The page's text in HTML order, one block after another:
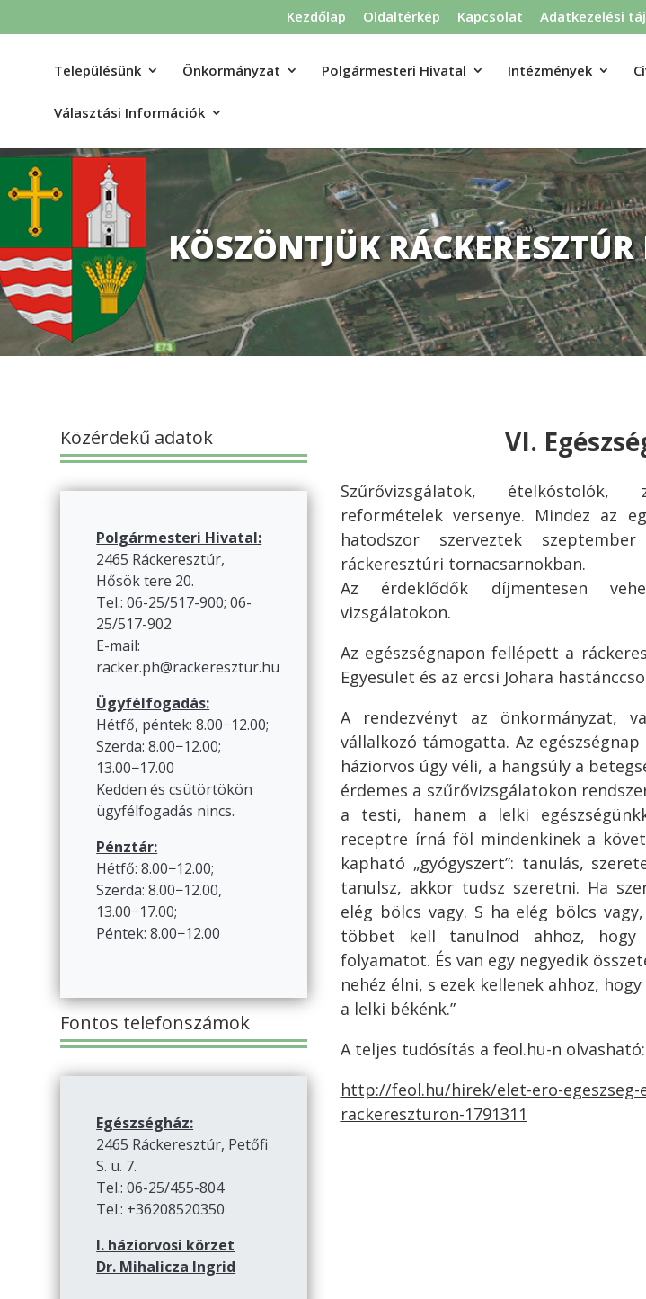
Kezdőlap Oldaltérkép Kapcsolat Adatkezelési
Településünk Önkormányzat Polgármesteri Hivatal Intézmények
Választási Információk
KÖSZÖNTJÜK
Közérdekű adatok
Polgármesteri Hivatal:
2465 Ráckeresztúr,
Hősök tere 20.
Tel.: 06-25/517-900; 06-
25/517-902
E-mail:
racker.ph@rackeresztur.hu
Ügyfélfogadás:
Hétfő, péntek: 8.00−12.00;
Szerda: 8.00−12.00;
13.00−17.00
Kedden és csütörtökön
ügyfélfogadás nincs.
Pénztár:
Hétfő: 8.00−12.00;
Szerda: 8.00−12.00,
13.00−17.00;
Péntek: 8.00−12.00
Fontos telefonszámok
Egészségház:
2465 Ráckeresztúr, Petőfi
S. u. 7.
Tel.: 06-25/455-804
Tel.: +36208520350
I. háziorvosi körzet
Dr. Mihalicza Ingrid
VI.
Szűrővizsgálatok, ételkóstolók,
reformételek versenye. Mindez az
hatodszor szerveztek
ráckeresztúri tornacsarnokban.
Az érdeklődők díjmentesen
vizsgálatokon.
Az egészségnapon fellépett a
Egyesület és az ercsi Johara
A rendezvényt az önkormányzat,
vállalkozó támogatta. Az egészségnap
háziorvos úgy véli, a hangsúly a
érdemes a szűrővizsgálatokon
a testi, hanem a lelki
receptre írná föl mindenkinek a
kapható „gyógyszert”: tanulás,
tanulsz, akkor tudsz szeretni. Ha
elég bölcs vagy. S ha elég bölcs
többet kell tanulnod ahhoz,
folyamatot. És van egy negyedik
nehéz élni, s ezek kellenek ahhoz,
a lelki békénk.”
A teljes tudósítás a feol.hu-n olvasható:
http://feol.hu/hirek/elet-ero-egeszseg-
rackereszturon-1791311